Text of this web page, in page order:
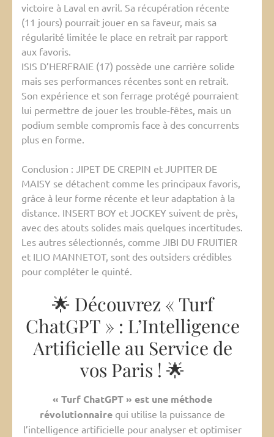
victoire à Laval en avril. Sa récupération récente
(11 jours) pourrait jouer en sa faveur, mais sa
régularité limitée le place en retrait par rapport
aux favoris.
ISIS D’HERFRAIE (17) possède une carrière solide
mais ses performances récentes sont en retrait.
Son expérience et son ferrage protégé pourraient
lui permettre de jouer les trouble-fêtes, mais un
podium semble compromis face à des concurrents
plus en forme.
Conclusion : JIPET DE CREPIN et JUPITER DE
MAISY se détachent comme les principaux favoris,
grâce à leur forme récente et leur adaptation à la
distance. INSERT BOY et JOCKEY suivent de près,
avec des atouts solides mais quelques incertitudes.
Les autres sélectionnés, comme JIBI DU FRUITIER
et ILIO MANNETOT, sont des outsiders crédibles
pour compléter le quinté.
🌟 Découvrez « Turf
ChatGPT » : L’Intelligence
Artificielle au Service de
vos Paris ! 🌟
« Turf ChatGPT » est une méthode
révolutionnaire qui utilise la puissance de
l’intelligence artificielle pour analyser et optimiser